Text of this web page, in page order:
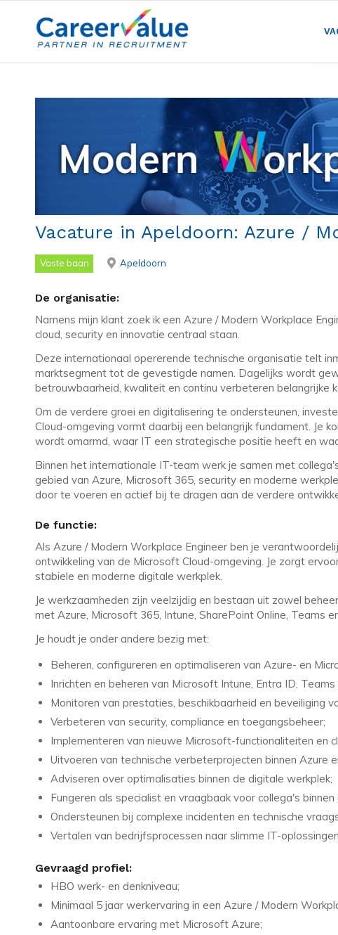
Vacature in Apeldoorn: Azure /
Vaste baan Apeldoorn
De organisatie:
Namens mijn klant zoek ik een Azure / Modern Workplace
cloud, security en innovatie centraal staan.
Deze internationaal opererende technische organisatie telt
marktsegment tot de gevestigde namen. Dagelijks wordt
betrouwbaarheid, kwaliteit en continu verbeteren belangrijke
Om de verdere groei en digitalisering te ondersteunen,
Cloud-omgeving vormt daarbij een belangrijk fundament. Je
wordt omarmd, waar IT een strategische positie heeft en
Binnen het internationale IT-team werk je samen met
gebied van Azure, Microsoft 365, security en moderne
door te voeren en actief bij te dragen aan de verdere
De functie:
Als Azure / Modern Workplace Engineer ben je
ontwikkeling van de Microsoft Cloud-omgeving. Je zorgt
stabiele en moderne digitale werkplek.
Je werkzaamheden zijn veelzijdig en bestaan uit zowel
met Azure, Microsoft 365, Intune, SharePoint Online, Teams
Je houdt je onder andere bezig met:
Beheren, configureren en optimaliseren van Azure- en
Inrichten en beheren van Microsoft Intune, Entra ID, Teams
Monitoren van prestaties, beschikbaarheid en beveiliging
Verbeteren van security, compliance en toegangsbeheer;
Implementeren van nieuwe Microsoft-functionaliteiten en
Uitvoeren van technische verbeterprojecten binnen Azure
Adviseren over optimalisaties binnen de digitale werkplek;
Fungeren als specialist en vraagbaak voor collega's
Ondersteunen bij complexe incidenten en technische
Vertalen van bedrijfsprocessen naar slimme IT-oplossingen.
Gevraagd profiel:
HBO werk- en denkniveau;
Minimaal 5 jaar werkervaring in een Azure / Modern
Aantoonbare ervaring met Microsoft Azure;